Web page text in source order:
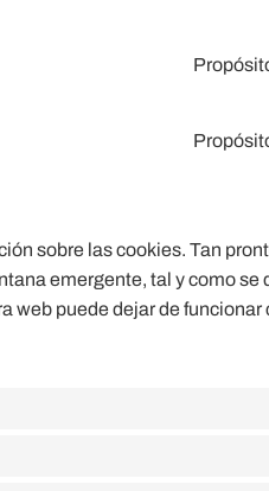
sobre las cookies. Tan
emergente, tal y como
web puede dejar de